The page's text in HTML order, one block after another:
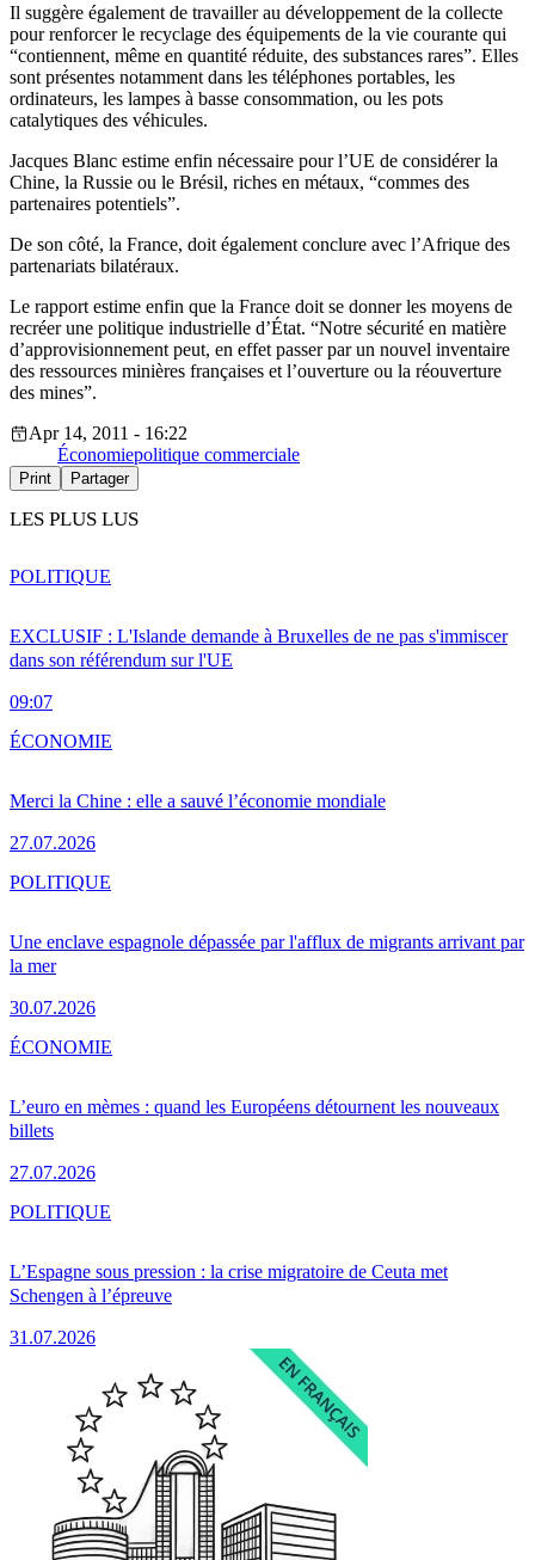
Il suggère également de travailler au développement de la collecte
pour renforcer le recyclage des équipements de la vie courante qui
“contiennent, même en quantité réduite, des substances rares”. Elles
sont présentes notamment dans les téléphones portables, les
ordinateurs, les lampes à basse consommation, ou les pots
catalytiques des véhicules.
Jacques Blanc estime enfin nécessaire pour l’UE de considérer la
Chine, la Russie ou le Brésil, riches en métaux, “commes des
partenaires potentiels”.
De son côté, la France, doit également conclure avec l’Afrique des
partenariats bilatéraux.
Le rapport estime enfin que la France doit se donner les moyens de
recréer une politique industrielle d’État. “Notre sécurité en matière
d’approvisionnement peut, en effet passer par un nouvel inventaire
des ressources minières françaises et l’ouverture ou la réouverture
des mines”.
Apr 14, 2011 - 16:22
Économiepolitique commerciale
Print Partager
LES PLUS LUS
EXCLUSIF : L'Islande demande à Bruxelles de ne pas s'immiscer
dans son référendum sur l'UE
09:07
POLITIQUE
Merci la Chine : elle a sauvé l’économie mondiale
27.07.2026
ÉCONOMIE
Une enclave espagnole dépassée par l'afflux de migrants arrivant par
la mer
30.07.2026
POLITIQUE
L’euro en mèmes : quand les Européens détournent les nouveaux
billets
27.07.2026
ÉCONOMIE
L’Espagne sous pression : la crise migratoire de Ceuta met
Schengen à l’épreuve
31.07.2026
POLITIQUE